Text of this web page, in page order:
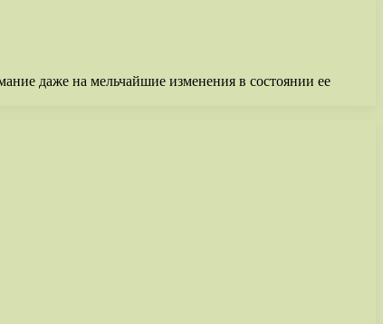
даже на мельчайшие изменения в состоянии ее